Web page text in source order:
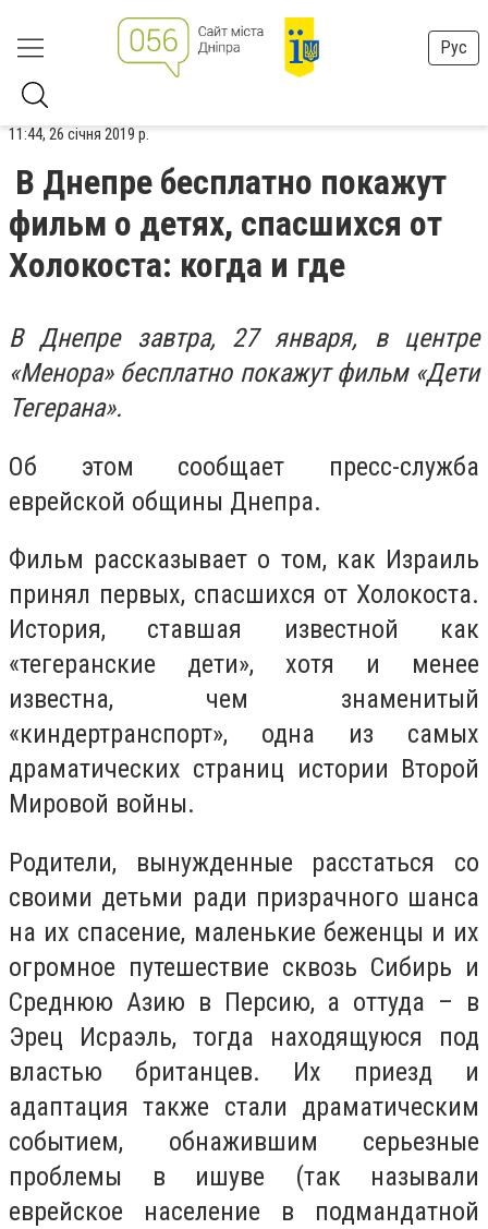
Рус
11:44, 26 січня 2019 р.
В Днепре бесплатно покажут
фильм о детях, спасшихся от
Холокоста: когда и где
В Днепре завтра, 27 января, в центре
«Менора» бесплатно покажут фильм «Дети
Тегерана».
Об этом сообщает пресс-служба
еврейской общины Днепра.
Фильм рассказывает о том, как Израиль
принял первых, спасшихся от Холокоста.
История, ставшая известной как
«тегеранские дети», хотя и менее
известна, чем знаменитый
«киндертранспорт», одна из самых
драматических страниц истории Второй
Мировой войны.
Родители, вынужденные расстаться со
своими детьми ради призрачного шанса
на их спасение, маленькие беженцы и их
огромное путешествие сквозь Сибирь и
Среднюю Азию в Персию, а оттуда – в
Эрец Исраэль, тогда находящуюся под
властью британцев. Их приезд и
адаптация также стали драматическим
событием, обнажившим серьезные
проблемы в ишуве (так называли
еврейское население в подмандатной